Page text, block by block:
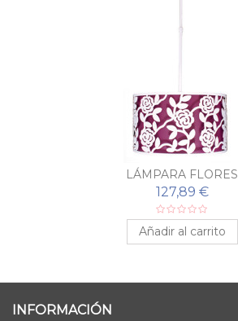
LÁMPARA FLORES
127,89 €
Añadir al carrito
INFORMACIÓN